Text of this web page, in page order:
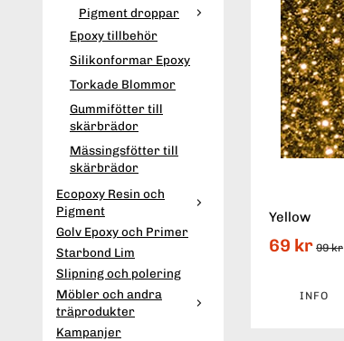
Pigment droppar
Epoxy tillbehör
Silikonformar Epoxy
Torkade Blommor
Gummifötter till
skärbrädor
Mässingsfötter till
skärbrädor
Ecopoxy Resin och
Pigment
Golv Epoxy och Primer
Starbond Lim
Slipning och polering
Möbler och andra
träprodukter
Kampanjer
Yellow
69 kr 99 kr
INFO